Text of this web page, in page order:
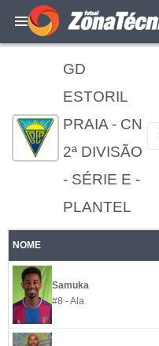
GD
ESTORIL
PRAIA - CN
2ª DIVISÃO
- SÉRIE E -
PLANTEL
NOME
Samuka
#8 - Ala